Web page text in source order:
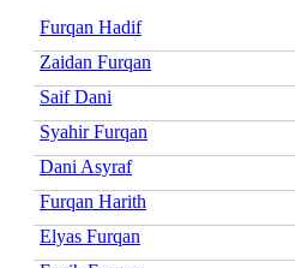
Furqan Hadif
Zaidan Furqan
Saif Dani
Syahir Furqan
Dani Asyraf
Furqan Harith
Elyas Furqan